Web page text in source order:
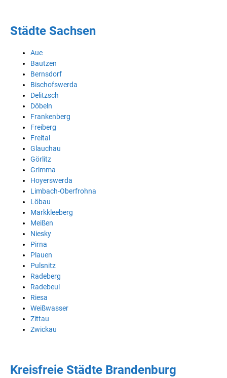
Städte Sachsen
Aue
Bautzen
Bernsdorf
Bischofswerda
Delitzsch
Döbeln
Frankenberg
Freiberg
Freital
Glauchau
Görlitz
Grimma
Hoyerswerda
Limbach-Oberfrohna
Löbau
Markkleeberg
Meißen
Niesky
Pirna
Plauen
Pulsnitz
Radeberg
Radebeul
Riesa
Weißwasser
Zittau
Zwickau
Kreisfreie Städte Brandenburg